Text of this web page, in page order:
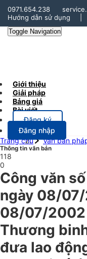
0971.654.238
Hướng dẫn sử dụng
Toggle Navigation
Giới thiệu
Giải pháp
Bảng giá
Bài viết
Đăng ký
Đăng nhập
Trang chủ
Văn bản
Thông tin văn bản
118
0
Công văn
ngày 08/
08/07/2002
Thương
đưa lao